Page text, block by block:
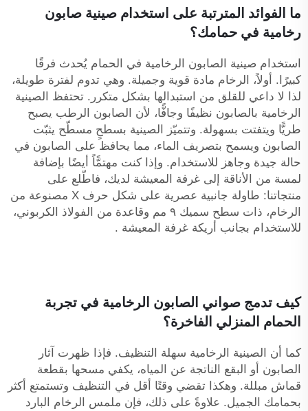
ما الفوائد المترتبة على استخدام صينية صابون
رخامية في حمامك؟
استخدام صينية الصابون الرخامية في الحمام يُحدث فرقًا
كبيرًا. أولاً، الرخام مادة قوية وجميلة. وهي تدوم لفترة طويلة،
لذا لا داعي للقلق من استبدالها بشكل متكرر. تحتفظ الصينية
الرخامية بالصابون نظيفًا وجافًّا، لأن الصابون الرطب يصبح
طريًّا ويتفتت بسهولة. وتتميّز الصينية بسطحٍ مسطّح يثبّت
الصابون ويسمح بتصريف الماء، مما يحافظ على الصابون في
حالة جيدة وجاهز للاستخدام. وإذا كنت مهتمًّاً أيضًا بإضافة
لمسة من الأناقة إلى غرفة المعيشة لديك، فاطّلع على
منتجاتنا:
طاولة جانبية عصرية على شكل حرف X مصنوعة من
الرخام، ذات سطح سميك ٩ مم وقاعدة من الفولاذ الكربوني،
للاستخدام بجانب أريكة غرفة المعيشة .
كيف تدمج صواني الصابون الرخامية في تجربة
الحمام المنزلي الفاخرة؟
كما أن الصينية الرخامية سهلة التنظيف. فإذا ظهرت آثار
الصابون أو البقع الناتجة عن المياه، يكفي مسحها بقطعة
قماش مبللة. وهكذا تقضي وقتًا أقل في التنظيف وتستمتع أكثر
بحمامك الجميل. علاوةً على ذلك، فإن ملمس الرخام البارد